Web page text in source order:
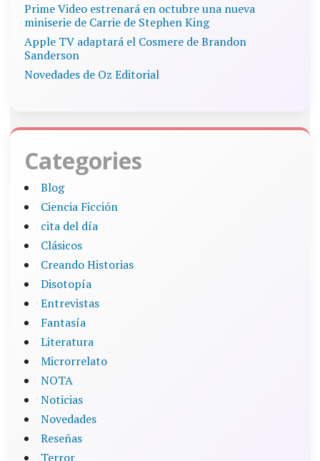
Prime Video estrenará en octubre una nueva
miniserie de Carrie de Stephen King
Apple TV adaptará el Cosmere de Brandon
Sanderson
Novedades de Oz Editorial
Categories
Blog
Ciencia Ficción
cita del día
Clásicos
Creando Historias
Disotopía
Entrevistas
Fantasía
Literatura
Microrrelato
NOTA
Noticias
Novedades
Reseñas
Terror